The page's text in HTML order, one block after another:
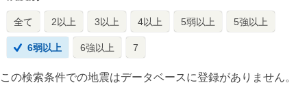
全て 2以上 3以上 4以上 5弱以上 5強以上
6弱以上 6強以上 7
この検索条件での地震はデータベースに登録がありません。